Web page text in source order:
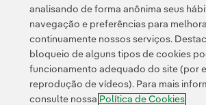
Política de Privacidade
Transparência no uso da IA Política de cookies
Acessibilidade Canal de
analisando de forma anônima seus
navegação e preferências para
continuamente nossos serviços.
bloqueio de alguns tipos de cookies
funcionamento adequado do site (por
reprodução de vídeos). Para mais
consulte nossa Política de Cookies